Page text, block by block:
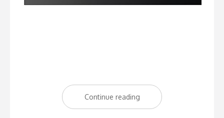
Continue reading “Reclamación
a